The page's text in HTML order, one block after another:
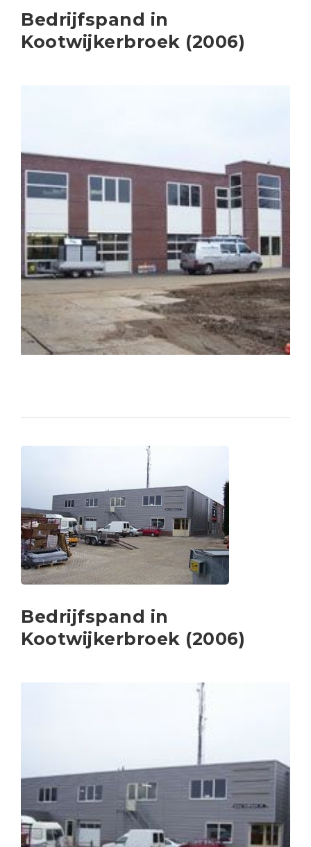
Bedrijfspand in
Kootwijkerbroek (2006)
Bedrijfspand in
Kootwijkerbroek (2006)